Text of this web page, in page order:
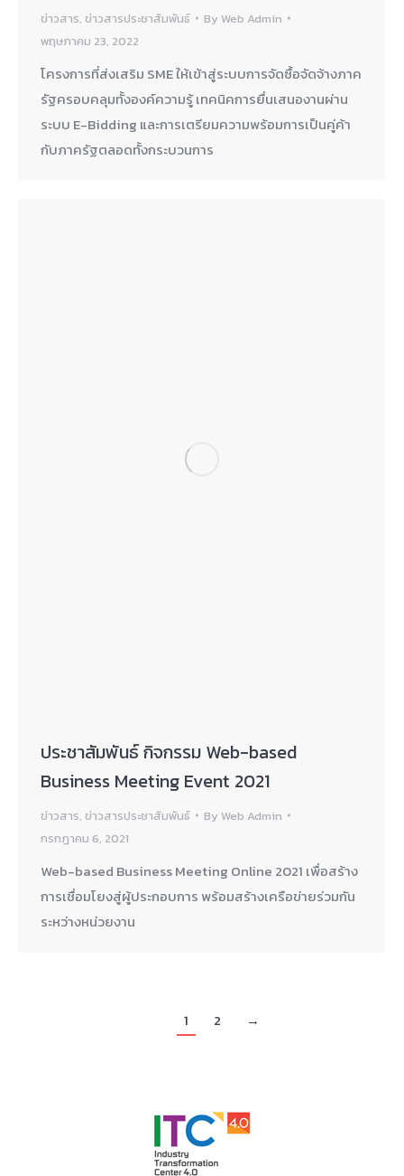
ข่าวสาร, ข่าวสารประชาสัมพันธ์ By Web Admin
พฤษภาคม 23, 2022
โครงการที่ส่งเสริม SME ให้เข้าสู่ระบบการจัดซื้อจัดจ้างภาค
รัฐครอบคลุมทั้งองค์ความรู้ เทคนิคการยื่นเสนองานผ่าน
ระบบ E-Bidding และการเตรียมความพร้อมการเป็นคู่ค้า
กับภาครัฐตลอดทั้งกระบวนการ
ประชาสัมพันธ์ กิจกรรม Web-based
Business Meeting Event 2021
ข่าวสาร, ข่าวสารประชาสัมพันธ์ By Web Admin
กรกฎาคม 6, 2021
Web-based Business Meeting Online 2021 เพื่อสร้าง
การเชื่อมโยงสู่ผู้ประกอบการ พร้อมสร้างเครือข่ายร่วมกัน
ระหว่างหน่วยงาน
1 2 →